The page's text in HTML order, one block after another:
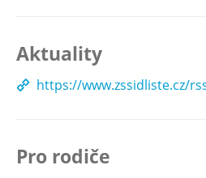
Aktuality
https://www.zssidliste.cz/
Pro rodiče